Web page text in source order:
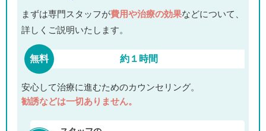
まずは専門スタッフが費用や治療の効果などについて、
詳しくご説明いたします。
無料 約１時間
安心して治療に進むためのカウンセリング。
勧誘などは一切ありません。